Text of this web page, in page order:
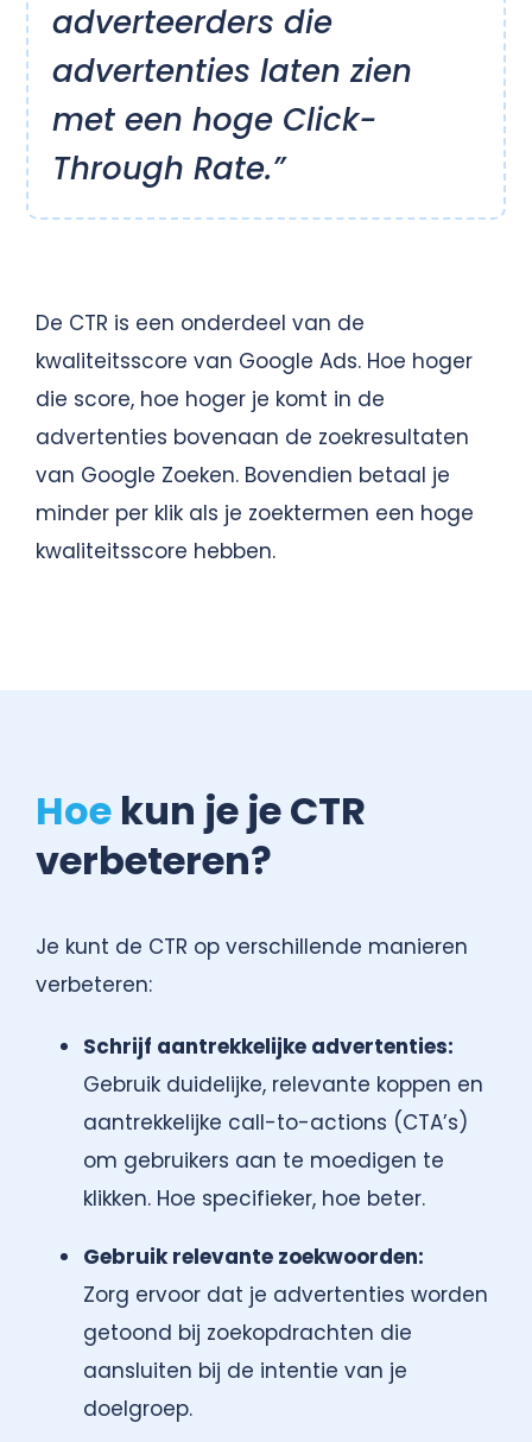
adverteerders die
advertenties laten zien
met een hoge Click-
Through Rate.”
De CTR is een onderdeel van de
kwaliteitsscore van Google Ads. Hoe hoger
die score, hoe hoger je komt in de
advertenties bovenaan de zoekresultaten
van Google Zoeken. Bovendien betaal je
minder per klik als je zoektermen een hoge
kwaliteitsscore hebben.
Hoekun je je CTR
verbeteren?
Je kunt de CTR op verschillende manieren
verbeteren:
Schrijf aantrekkelijke advertenties:
Gebruik duidelijke, relevante koppen en
aantrekkelijke call-to-actions (CTA’s)
om gebruikers aan te moedigen te
klikken. Hoe specifieker, hoe beter.
Gebruik relevante zoekwoorden:
Zorg ervoor dat je advertenties worden
getoond bij zoekopdrachten die
aansluiten bij de intentie van je
doelgroep.